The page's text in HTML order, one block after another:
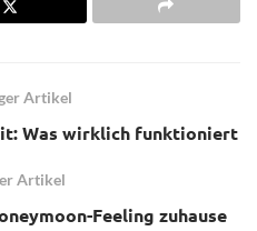
Artikel
Was wirklich funktioniert
Artikel
Feeling zuhause